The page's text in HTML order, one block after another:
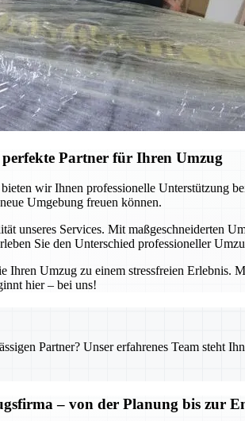
Partner für Ihren Umzug
wir Ihnen professionelle Unterstützung
Umgebung freuen können.
unseres Services. Mit maßgeschneiderten
Sie den Unterschied professioneller
Ihren Umzug zu einem stressfreien
hier – bei uns!
Partner? Unser erfahrenes Team steht
– von der Planung bis zur